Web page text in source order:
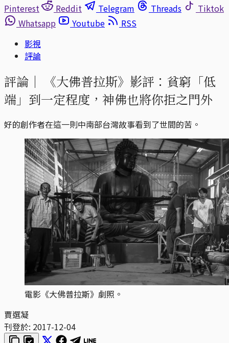
Pinterest
Reddit Telegram Threads
Tiktok
Whatsapp
Youtube
RSS
影視
評論
評論｜
《大佛普拉斯》影評：貧窮「低
端」到一定程度，神佛也將你拒之門外
好的創作者在這一則中南部台灣故事看到了世間的苦。
電影《大佛普拉斯》劇照。
賈選凝
刊登於: 2017-12-04